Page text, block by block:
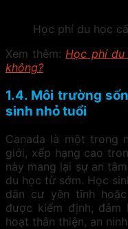
Học phí du học
Xem thêm:Học phí du
không?
1.4. Môi trường
sinh nhỏ tuổi
Canada là một trong
giới, xếp hạng cao
này mang lại sự an
du học từ sớm. Học
dân cư yên tĩnh
được kiểm định,
hoạt thân thiện, an